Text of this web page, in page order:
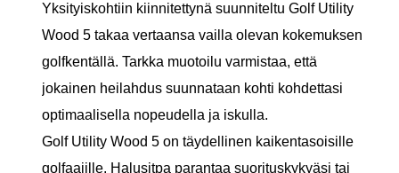
Yksityiskohtiin kiinnitettynä suunniteltu Golf Utility
Wood 5 takaa vertaansa vailla olevan kokemuksen
golfkentällä. Tarkka muotoilu varmistaa, että
jokainen heilahdus suunnataan kohti kohdettasi
optimaalisella nopeudella ja iskulla.
Golf Utility Wood 5 on täydellinen kaikentasoisille
golfaajille. Halusitpa parantaa suorituskykyäsi tai